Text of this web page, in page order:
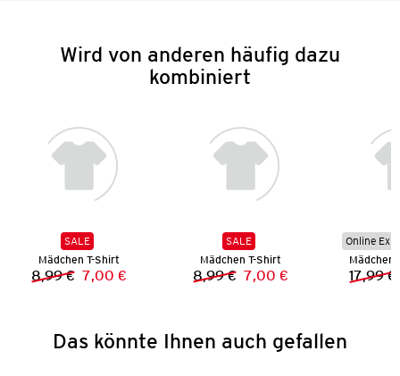
Wird von anderen häufig dazu
kombiniert
SALE
Mädchen T-Shirt
Vorheriger Preis:
8,99 € Neuer Preis:
7,00 €
SALE
Mädchen T-Shirt
Vorheriger Preis:
8,99 € Neuer Preis:
7,00 €
Online
Mädchen
17,99 €
Das könnte Ihnen auch gefallen